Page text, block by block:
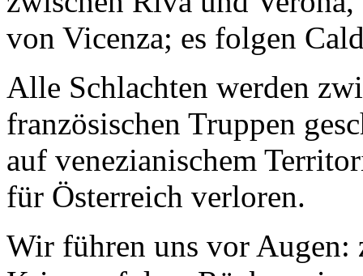
von Vicenza; es folgen
Alle Schlachten werden
französischen Truppen
auf venezianischem
für Österreich verloren.
Wir führen uns vor Augen: